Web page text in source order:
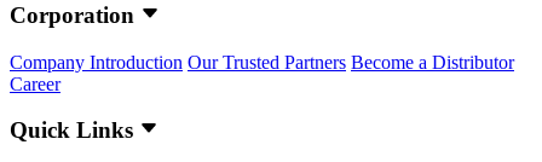
Corporation
Company Introduction Our Trusted Partners Become a Distributor
Career
Quick Links